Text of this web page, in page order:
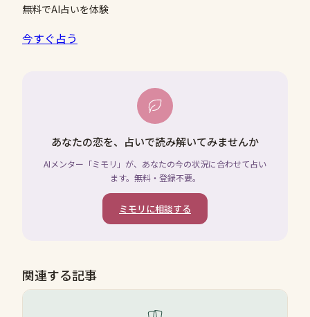
無料でAI占いを体験
今すぐ占う
あなたの恋を、占いで読み解いてみませんか
AIメンター「ミモリ」が、あなたの今の状況に合わせて占い
ます。無料・登録不要。
ミモリに相談する
関連する記事